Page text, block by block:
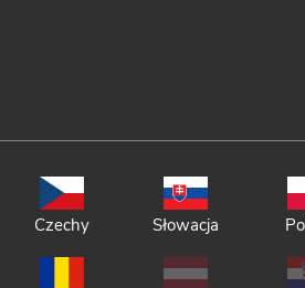
Czechy Słowacja